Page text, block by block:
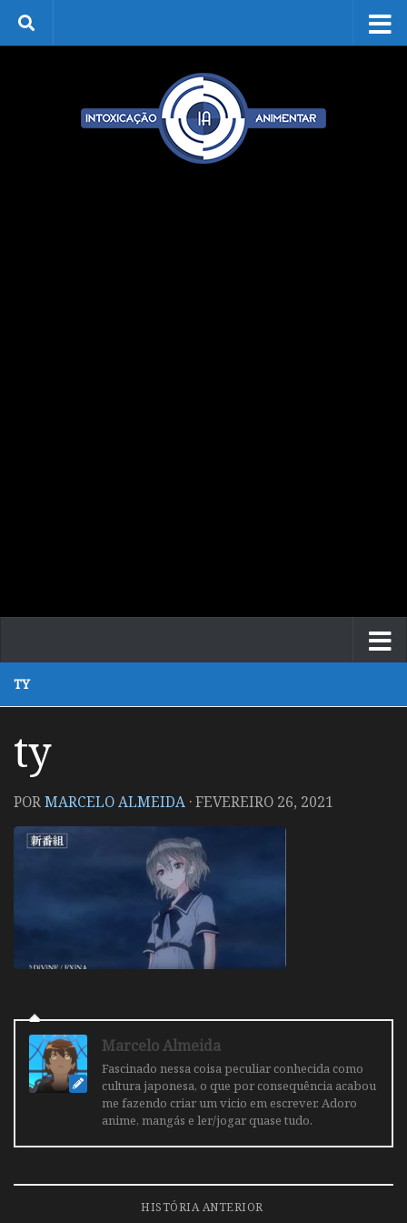
Skip to content
TY
ty
PORMARCELO ALMEIDA ·FEVEREIRO 26, 2021
Marcelo Almeida
Fascinado nessa coisa peculiar conhecida como
cultura japonesa, o que por consequência acabou
me fazendo criar um vicio em escrever. Adoro
anime, mangás e ler/jogar quase tudo.
HISTÓRIA ANTERIOR